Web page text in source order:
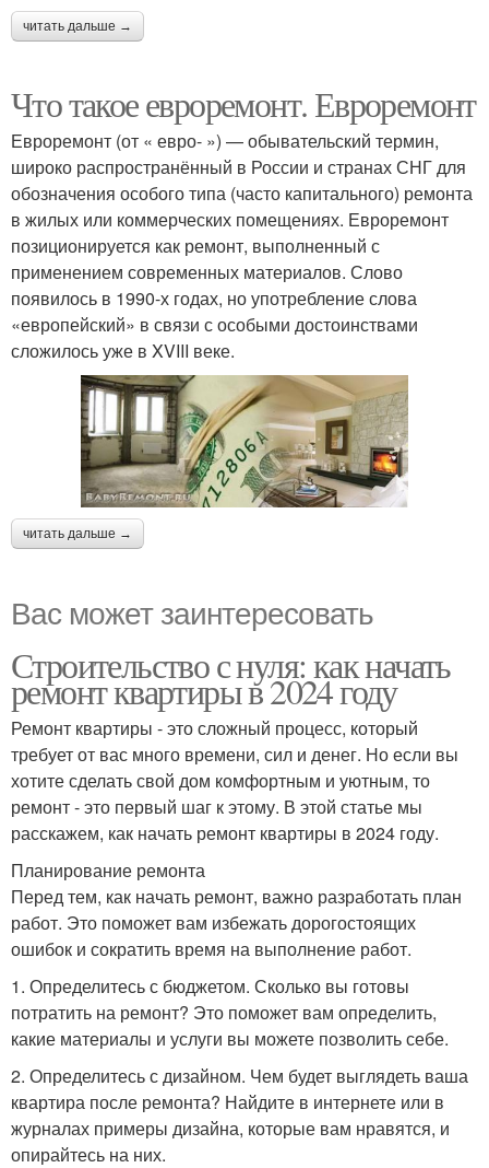
читать дальше →
Что такое евроремонт. Евроремонт
Евроремонт (от « евро- ») — обывательский термин,
широко распространённый в России и странах СНГ для
обозначения особого типа (часто капитального) ремонта
в жилых или коммерческих помещениях. Евроремонт
позиционируется как ремонт, выполненный с
применением современных материалов. Слово
появилось в 1990-х годах, но употребление слова
«европейский» в связи с особыми достоинствами
сложилось уже в XVIII веке.
читать дальше →
Вас может заинтересовать
Строительство с нуля: как начать
ремонт квартиры в 2024 году
Ремонт квартиры - это сложный процесс, который
требует от вас много времени, сил и денег. Но если вы
хотите сделать свой дом комфортным и уютным, то
ремонт - это первый шаг к этому. В этой статье мы
расскажем, как начать ремонт квартиры в 2024 году.
Планирование ремонта
Перед тем, как начать ремонт, важно разработать план
работ. Это поможет вам избежать дорогостоящих
ошибок и сократить время на выполнение работ.
1. Определитесь с бюджетом. Сколько вы готовы
потратить на ремонт? Это поможет вам определить,
какие материалы и услуги вы можете позволить себе.
2. Определитесь с дизайном. Чем будет выглядеть ваша
квартира после ремонта? Найдите в интернете или в
журналах примеры дизайна, которые вам нравятся, и
опирайтесь на них.